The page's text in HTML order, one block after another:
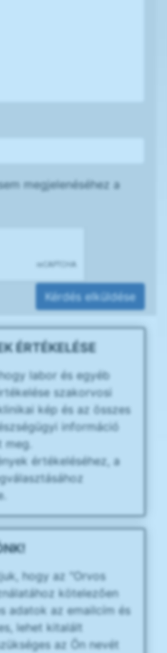
megjelenéséhez a
Kérdés elküldése
ÉRTÉKELÉSE
labor és egyéb
szakorvosi
kép és az összes
információ
meg.
értékeléséhez, a
hogy az "Orvos
kötelezően
adatok az emailcím és
lehet kitalált
az Ön nevét